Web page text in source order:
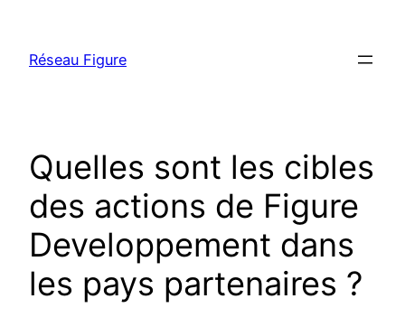
contenu
Réseau Figure
Quelles sont les cibles
des actions de Figure
Developpement dans
les pays partenaires ?